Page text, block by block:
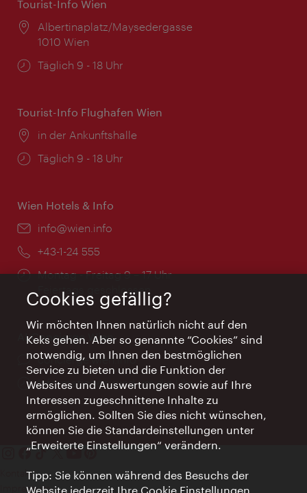
Tourist-Info Wien
Ort:
Albertinaplatz/Maysedergasse
1010 Wien
Öffnungszeiten:
Täglich 9 - 18 Uhr
Tourist-Info Flughafen Wien
Ort:
in der Ankunftshalle
Öffnungszeiten:
Täglich 9 - 18 Uhr
Wien Hotels & Info
Email:
info@wien.info
Telefon:
+43-1-24 555
Öffnungszeiten:
Montag - Freitag 9 – 17 Uhr
Feiertags geschlossen
AI Concierge Wien
Ort:
concierge.wien.info
Öffnungszeiten:
Informationen rund um die Uhr
Kontakt
Impressum
Cookies gefällig?
Wir möchten Ihnen natürlich nicht auf den
Keks gehen. Aber so genannte “Cookies” sind
notwendig, um Ihnen den bestmöglichen
Service zu bieten und die Funktion der
Websites und Auswertungen sowie auf Ihre
Interessen zugeschnittene Inhalte zu
ermöglichen. Sollten Sie dies nicht wünschen,
können Sie die Standardeinstellungen unter
„Erweiterte Einstellungen“ verändern.
Tipp: Sie können während des Besuchs der
Website jederzeit Ihre Cookie Einstellungen